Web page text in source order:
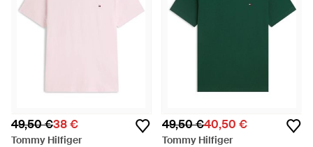
49,50 €38 €
Tommy Hilfiger
49,50 €40,50 €
Tommy Hilfiger